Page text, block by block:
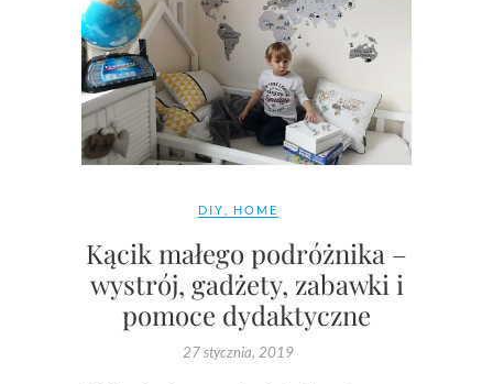
DIY HOME
Kącik małego podróżnika –
wystrój, gadżety, zabawki i
pomoce dydaktyczne
27 stycznia, 2019